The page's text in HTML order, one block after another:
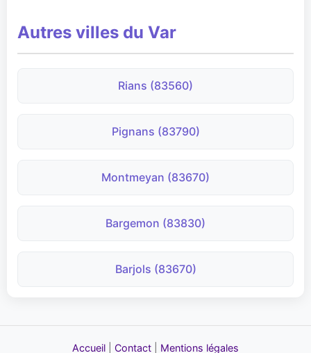
Autres villes du Var
Rians (83560)
Pignans (83790)
Montmeyan (83670)
Bargemon (83830)
Barjols (83670)
Accueil Contact Mentions légales